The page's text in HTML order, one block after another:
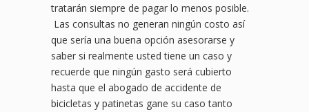
tratarán siempre de pagar lo menos posible.
Las consultas no generan ningún costo así
que sería una buena opción asesorarse y
saber si realmente usted tiene un caso y
recuerde que ningún gasto será cubierto
hasta que el abogado de accidente de
bicicletas y patinetas gane su caso tanto